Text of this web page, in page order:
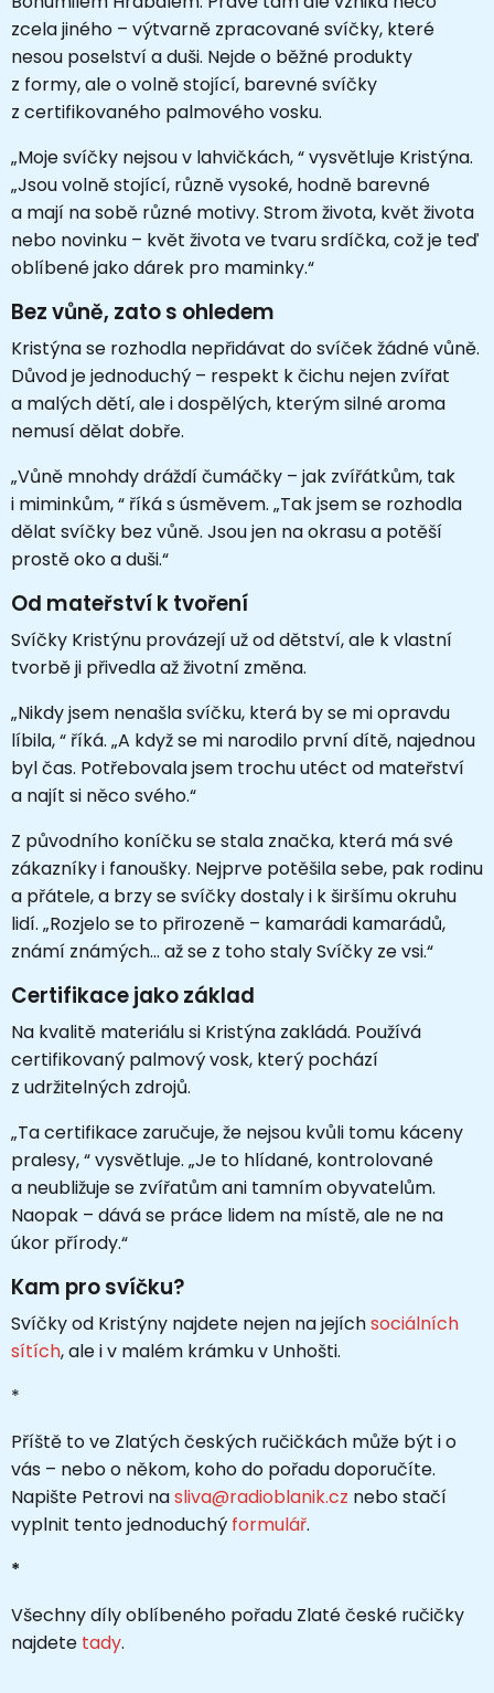
zcela jiného – výtvarně zpracované svíčky, které
nesou poselství a duši. Nejde o běžné produkty
z formy, ale o volně stojící, barevné svíčky
z certifikovaného palmového vosku.
„Moje svíčky nejsou v lahvičkách, “ vysvětluje Kristýna.
„Jsou volně stojící, různě vysoké, hodně barevné
a mají na sobě různé motivy. Strom života, květ života
nebo novinku – květ života ve tvaru srdíčka, což je teď
oblíbené jako dárek pro maminky.“
Bez vůně, zato s ohledem
Kristýna se rozhodla nepřidávat do svíček žádné vůně.
Důvod je jednoduchý – respekt k čichu nejen zvířat
a malých dětí, ale i dospělých, kterým silné aroma
nemusí dělat dobře.
„Vůně mnohdy dráždí čumáčky – jak zvířátkům, tak
i miminkům, “ říká s úsměvem. „Tak jsem se rozhodla
dělat svíčky bez vůně. Jsou jen na okrasu a potěší
prostě oko a duši.“
Od mateřství k tvoření
Svíčky Kristýnu provázejí už od dětství, ale k vlastní
tvorbě ji přivedla až životní změna.
„Nikdy jsem nenašla svíčku, která by se mi opravdu
líbila, “ říká. „A když se mi narodilo první dítě, najednou
byl čas. Potřebovala jsem trochu utéct od mateřství
a najít si něco svého.“
Z původního koníčku se stala značka, která má své
zákazníky i fanoušky. Nejprve potěšila sebe, pak rodinu
a přátele, a brzy se svíčky dostaly i k širšímu okruhu
lidí. „Rozjelo se to přirozeně – kamarádi kamarádů,
známí známých... až se z toho staly Svíčky ze vsi.“
Certifikace jako základ
Na kvalitě materiálu si Kristýna zakládá. Používá
certifikovaný palmový vosk, který pochází
z udržitelných zdrojů.
„Ta certifikace zaručuje, že nejsou kvůli tomu káceny
pralesy, “ vysvětluje. „Je to hlídané, kontrolované
a neubližuje se zvířatům ani tamním obyvatelům.
Naopak – dává se práce lidem na místě, ale ne na
úkor přírody.“
Kam pro svíčku?
Svíčky od Kristýny najdete nejen na jejíchsociálních
sítích, ale i v malém krámku v Unhošti.
*
Příště to ve Zlatých českých ručičkách může být i o
vás – nebo o někom, koho do pořadu doporučíte.
Napište Petrovi nasliva@radioblanik.cz nebo stačí
vyplnit tento jednoduchý formulář.
*
Všechny díly oblíbeného pořadu Zlaté české ručičky
najdete tady.